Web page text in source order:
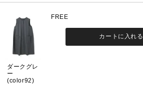
ダークグレ
ー
(color92)
FREE
カートに入れる